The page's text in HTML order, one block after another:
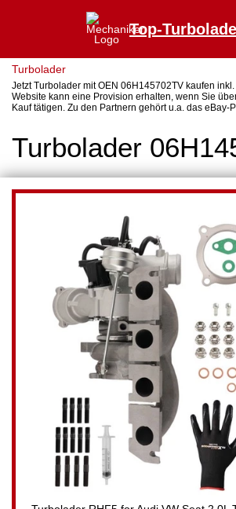
Top-
Turbolader
Jetzt Turbolader mit OEN 06H145702TV kaufen
Website kann eine Provision erhalten, wenn Sie
Kauf tätigen. Zu den Partnern gehört u.a. das eBay-
Turbolader